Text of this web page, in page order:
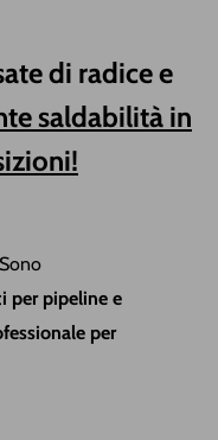
di radice e
saldabilità in
Sono
per pipeline e
per